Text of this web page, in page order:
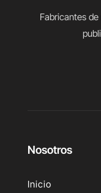
Fabricantes
Nosotros
Inicio